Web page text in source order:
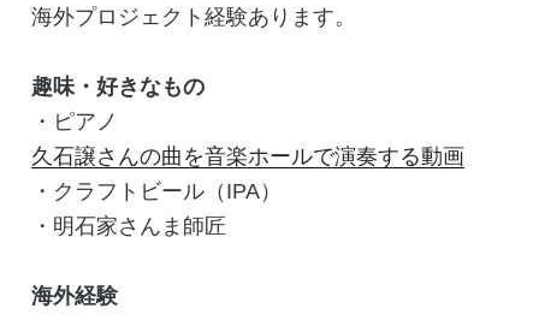
海外プロジェクト経験あります。
趣味・好きなもの
・ピアノ
久石譲さんの曲を音楽ホールで演奏する動画
・クラフトビール（IPA）
・明石家さんま師匠
海外経験